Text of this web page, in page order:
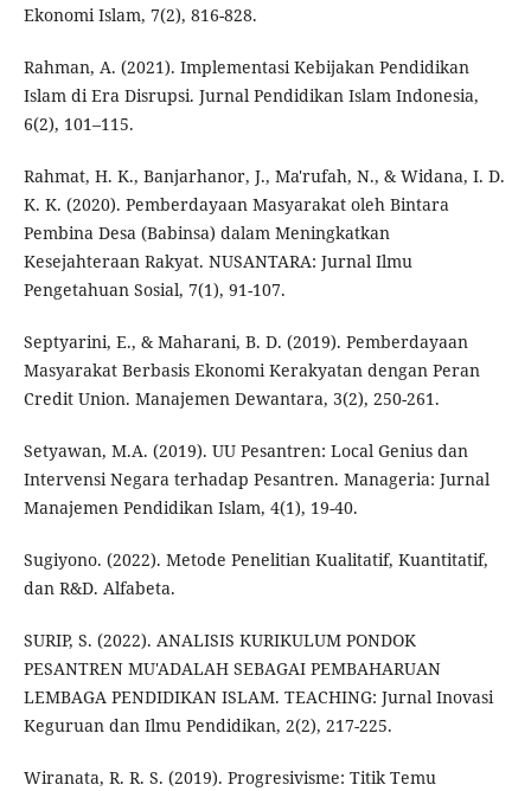
Ekonomi Islam, 7(2), 816-828.
Rahman, A. (2021). Implementasi Kebijakan Pendidikan
Islam di Era Disrupsi. Jurnal Pendidikan Islam Indonesia,
6(2), 101–115.
Rahmat, H. K., Banjarhanor, J., Ma'rufah, N., & Widana, I. D.
K. K. (2020). Pemberdayaan Masyarakat oleh Bintara
Pembina Desa (Babinsa) dalam Meningkatkan
Kesejahteraan Rakyat. NUSANTARA: Jurnal Ilmu
Pengetahuan Sosial, 7(1), 91-107.
Septyarini, E., & Maharani, B. D. (2019). Pemberdayaan
Masyarakat Berbasis Ekonomi Kerakyatan dengan Peran
Credit Union. Manajemen Dewantara, 3(2), 250-261.
Setyawan, M.A. (2019). UU Pesantren: Local Genius dan
Intervensi Negara terhadap Pesantren. Manageria: Jurnal
Manajemen Pendidikan Islam, 4(1), 19-40.
Sugiyono. (2022). Metode Penelitian Kualitatif, Kuantitatif,
dan R&D. Alfabeta.
SURIP, S. (2022). ANALISIS KURIKULUM PONDOK
PESANTREN MU'ADALAH SEBAGAI PEMBAHARUAN
LEMBAGA PENDIDIKAN ISLAM. TEACHING: Jurnal Inovasi
Keguruan dan Ilmu Pendidikan, 2(2), 217-225.
Wiranata, R. R. S. (2019). Progresivisme: Titik Temu